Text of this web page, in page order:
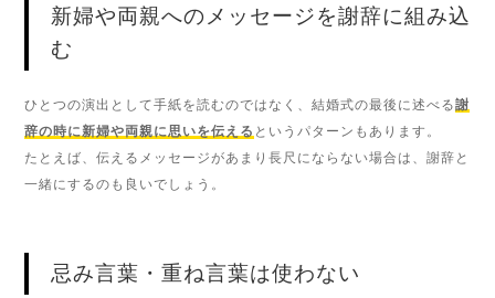
新婦や両親へのメッセージを謝辞に組み込
む
ひとつの演出として手紙を読むのではなく、結婚式の最後に述べる謝
辞の時に新婦や両親に思いを伝える というパターンもあります。
たとえば、伝えるメッセージがあまり長尺にならない場合は、謝辞と
一緒にするのも良いでしょう。
忌み言葉・重ね言葉は使わない